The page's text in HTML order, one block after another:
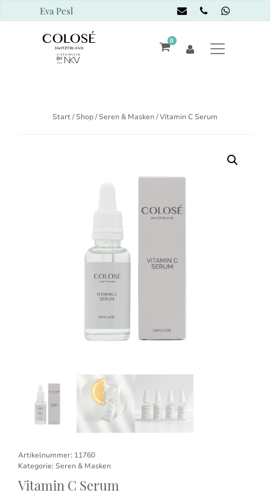
Eva Pesl
0
Start/Shop/Seren & Masken/ Vitamin C Serum
Artikelnummer: 11760
Kategorie: Seren & Masken
Vitamin C Serum